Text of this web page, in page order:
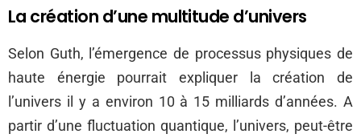
La création d’une multitude d’univers
Selon Guth, l’émergence de processus physiques de
haute énergie pourrait expliquer la création de
l’univers il y a environ 10 à 15 milliards d’années. A
partir d’une fluctuation quantique, l’univers, peut-être